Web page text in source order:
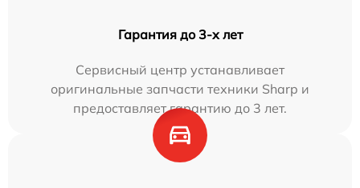
Гарантия до 3-х лет
Сервисный центр устанавливает
оригинальные запчасти техники Sharp и
предоставляет гарантию до 3 лет.